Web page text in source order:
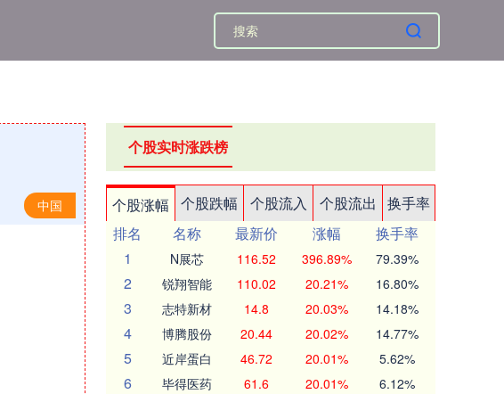
中国
个股实时涨跌榜
个股涨幅 个股跌幅 个股流入 个股流出
换手率
排名
名称 最新价 涨幅
换手率
1
N展芯 116.52 396.89% 79.39%
2 锐翔智能 110.02 20.21% 16.80%
3 志特新材 14.8 20.03% 14.18%
4 博腾股份 20.44 20.02% 14.77%
5 近岸蛋白 46.72 20.01% 5.62%
6 毕得医药 61.6 20.01% 6.12%